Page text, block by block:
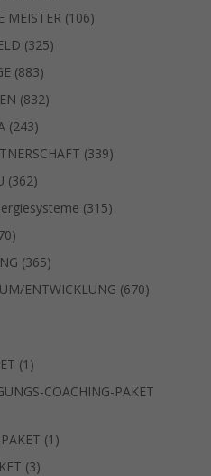
Produkte
MEISTER 106106
325325
883883
Produkte
832832
243243
Produkte339339
362362
Produkte315315
370
Produkte
365365
Produkte
ENTWICKLUNG 670670
1 1
Produkt
COACHING-PAKET
1 1
33